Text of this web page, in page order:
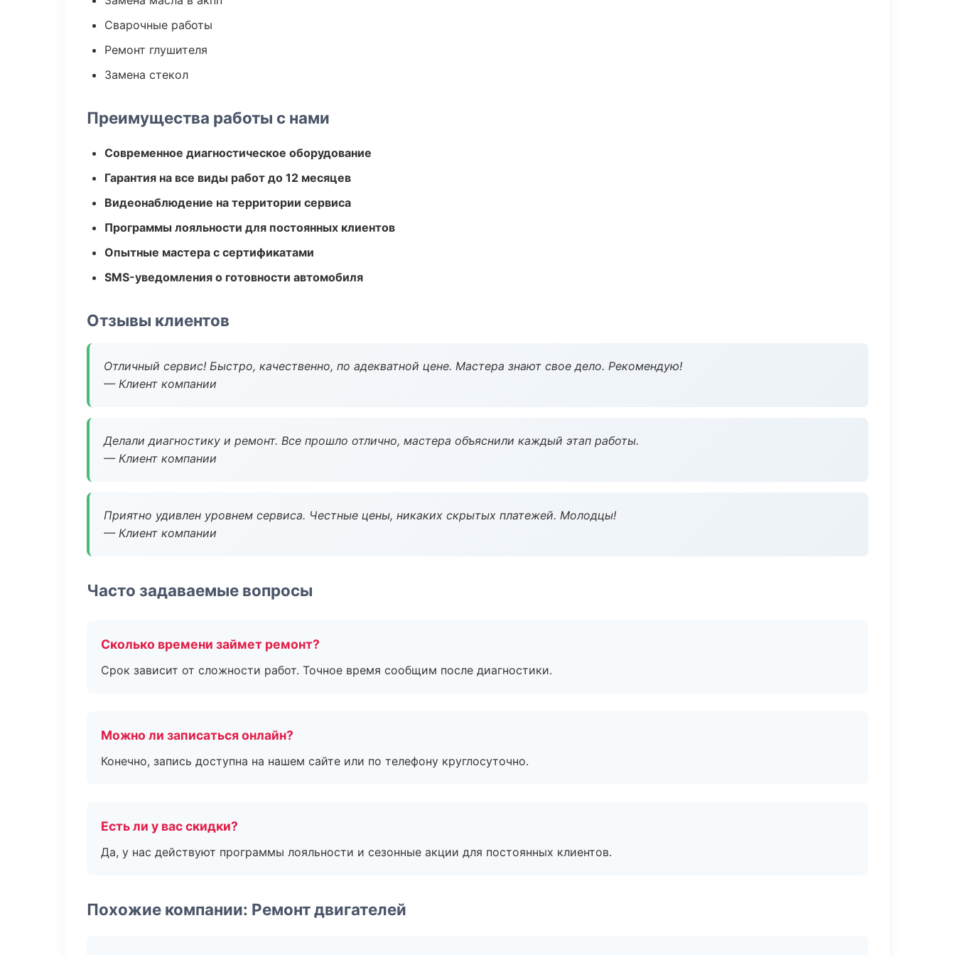
Сварочные работы
Ремонт глушителя
Замена стекол
Преимущества работы с нами
Современное диагностическое оборудование
Гарантия на все виды работ до 12 месяцев
Видеонаблюдение на территории сервиса
Программы лояльности для постоянных клиентов
Опытные мастера с сертификатами
SMS-уведомления о готовности автомобиля
Отзывы клиентов
Отличный сервис! Быстро, качественно, по адекватной цене. Мастера знают свое дело. Рекомендую!
— Клиент компании
Делали диагностику и ремонт. Все прошло отлично, мастера объяснили каждый этап работы.
— Клиент компании
Приятно удивлен уровнем сервиса. Честные цены, никаких скрытых платежей. Молодцы!
— Клиент компании
Часто задаваемые вопросы
Сколько времени займет ремонт?
Срок зависит от сложности работ. Точное время сообщим после диагностики.
Можно ли записаться онлайн?
Конечно, запись доступна на нашем сайте или по телефону круглосуточно.
Есть ли у вас скидки?
Да, у нас действуют программы лояльности и сезонные акции для постоянных клиентов.
Похожие компании: Ремонт двигателей